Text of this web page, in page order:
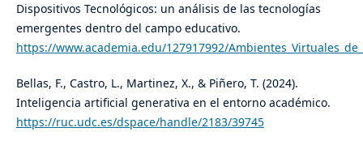
Dispositivos Tecnológicos: un análisis de las tecnologías
emergentes dentro del campo educativo.
https://www.academia.edu/127917992/
Bellas, F., Castro, L., Martinez, X., & Piñero, T. (2024).
Inteligencia artificial generativa en el entorno académico.
https://ruc.udc.es/dspace/handle/2183/39745